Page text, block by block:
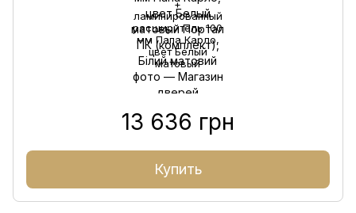
+
ламинированный
расширитель 100
мм Папа Карло,
цвет Белый
матовый
13 636 грн
Купить